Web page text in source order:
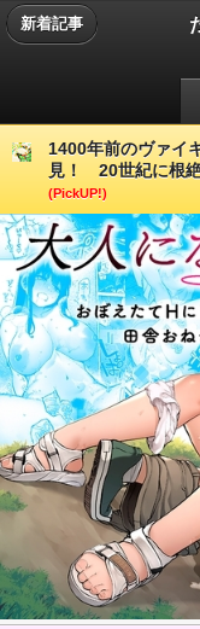
新着記事
1400年前のヴァイ
見！ 20世紀に根
(PickUP!)